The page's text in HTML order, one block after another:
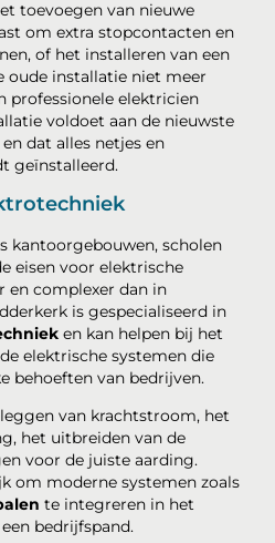
toevoegen van nieuwe
om extra stopcontacten en
of het installeren van een
oude installatie niet meer
professionele elektricien
voldoet aan de nieuwste
dat alles netjes en
geïnstalleerd.
kantoorgebouwen, scholen
eisen voor elektrische
en complexer dan in
is gespecialiseerd in
en kan helpen bij het
elektrische systemen die
behoeften van bedrijven.
van krachtstroom, het
het uitbreiden van de
voor de juiste aarding.
om moderne systemen zoals
te integreren in het
bedrijfspand.